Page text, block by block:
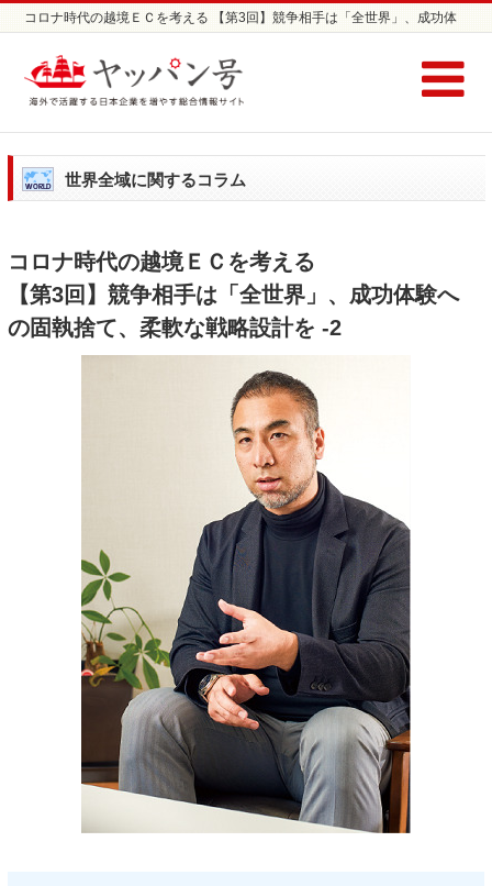
コロナ時代の越境ＥＣを考える 【第3回】競争相手は「全世界」、成功体
ッパン号
世界全域に関するコラム
コロナ時代の越境ＥＣを考える
【第3回】競争相手は「全世界」、成功体験へ
の固執捨て、柔軟な戦略設計を -2